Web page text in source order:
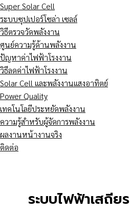
Super Solar Cell
ระบบซุปเปอร์โซล่า เซลล์
วิธีตรวจวัดพลังงาน
ศูนย์ความรู้ด้านพลังงาน
ปัญหาค่าไฟฟ้าโรงงาน
วิธีลดค่าไฟฟ้าโรงงาน
Solar Cell และพลังงานแสงอาทิตย์
Power Quality
เทคโนโลยีประหยัดพลังงาน
ความรู้สำหรับผู้จัดการพลังงาน
ผลงานหน้างานจริง
ติดต่อ
ระบบไฟฟ้าเสถียร